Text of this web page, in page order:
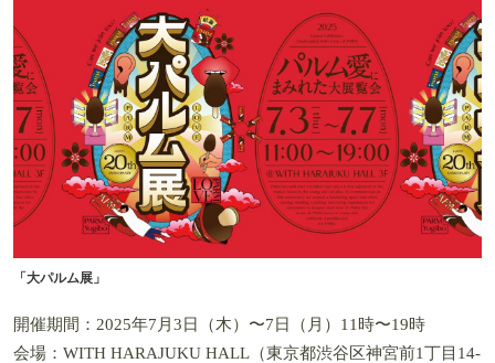
「大パルム展」
開催期間：2025年7月3日（木）〜7日（月）11時〜19時
会場：WITH HARAJUKU HALL（東京都渋谷区神宮前1丁目14-